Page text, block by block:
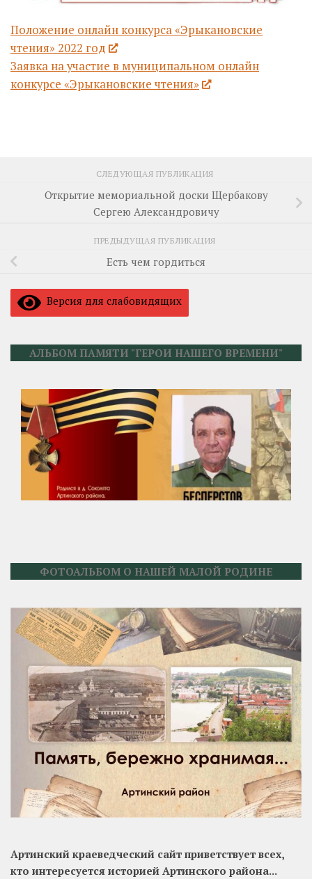
Положение онлайн конкурса «Эрыкановские
чтения» 2022 год
Заявка на участие в муниципальном онлайн
конкурсе «Эрыкановские чтения»
СЛЕДУЮЩАЯ ПУБЛИКАЦИЯ
Открытие мемориальной доски Щербакову
Сергею Александровичу
ПРЕДЫДУЩАЯ ПУБЛИКАЦИЯ
Есть чем гордиться
Версия для слабовидящих
АЛЬБОМ ПАМЯТИ "ГЕРОИ НАШЕГО ВРЕМЕНИ"
ФОТОАЛЬБОМ О НАШЕЙ МАЛОЙ РОДИНЕ
Артинский краеведческий сайт приветствует всех,
кто интересуется историей Артинского района...